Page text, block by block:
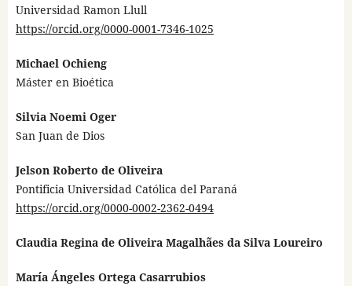
Universidad Ramon Llull
https://orcid.org/0000-0001-7346-1025
Michael Ochieng
Máster en Bioética
Silvia Noemi Oger
San Juan de Dios
Jelson Roberto de Oliveira
Pontificia Universidad Católica del Paraná
https://orcid.org/0000-0002-2362-0494
Claudia Regina de Oliveira Magalhães da Silva Loureiro
María Ángeles Ortega Casarrubios